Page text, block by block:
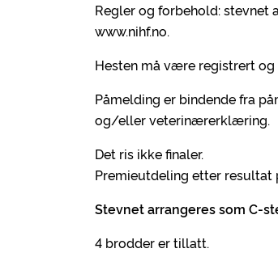
Regler og forbehold: stevnet
www.nihf.no.
Hesten må være registrert og
Påmelding er bindende fra
og/eller veterinærerklæring.
Det ris ikke finaler.
Premieutdeling etter resultat
Stevnet arrangeres som C-
4 brodder er tillatt.